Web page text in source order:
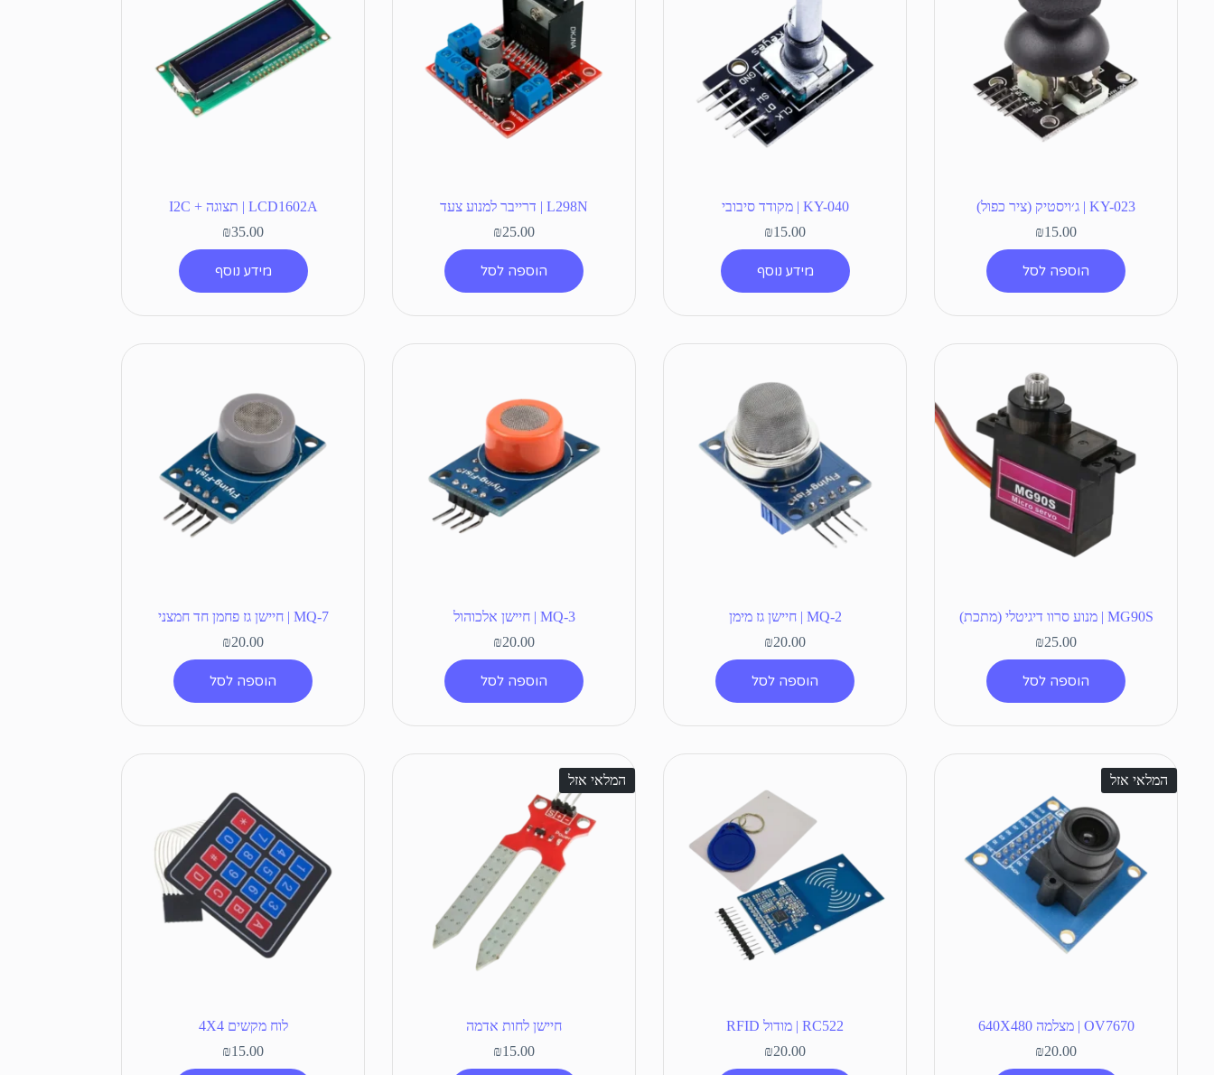
KY-023 | ג׳ויסטיק (ציר כפול)
₪15.00
הוספה לסל
KY-040 | מקודד סיבובי
₪15.00
מידע נוסף
L298N | דרייבר למנוע צעד
₪25.00
הוספה לסל
LCD1602A | תצוגה + I2C
₪35.00
מידע נוסף
MG90S | מנוע סרוו דיגיטלי (מתכת)
₪25.00
הוספה לסל
MQ-2 | חיישן גז מימן
₪20.00
הוספה לסל
MQ-3 | חיישן אלכוהול
₪20.00
הוספה לסל
MQ-7 | חיישן גז פחמן חד חמצני
₪20.00
הוספה לסל
המלאי אזל
OV7670 | מצלמה 640X480
₪20.00
RC522 | מודול RFID
₪20.00
המלאי אזל
חיישן לחות אדמה
₪15.00
לוח מקשים 4X4
₪15.00